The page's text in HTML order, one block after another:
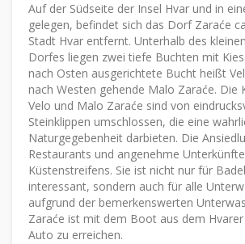
Auf der Südseite der Insel Hvar und in
gelegen, befindet sich das Dorf Zaraće
Stadt Hvar entfernt. Unterhalb des
Dorfes liegen zwei tiefe Buchten mit
nach Osten ausgerichtete Bucht heißt
nach Westen gehende Malo Zaraće. Die
Velo und Malo Zaraće sind von
Steinklippen umschlossen, die eine
Naturgegebenheit darbieten. Die
Restaurants und angenehme
Küstenstreifens. Sie ist nicht nur für
interessant, sondern auch für alle
aufgrund der bemerkenswerten
Zaraće ist mit dem Boot aus dem
Auto zu erreichen.